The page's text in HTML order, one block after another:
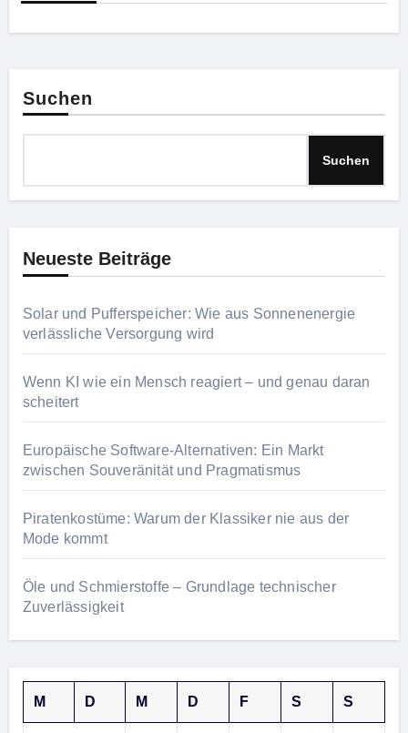
Suchen
Suchen
Neueste Beiträge
Solar und Pufferspeicher: Wie aus Sonnenenergie
verlässliche Versorgung wird
Wenn KI wie ein Mensch reagiert – und genau daran
scheitert
Europäische Software-Alternativen: Ein Markt
zwischen Souveränität und Pragmatismus
Piratenkostüme: Warum der Klassiker nie aus der
Mode kommt
Öle und Schmierstoffe – Grundlage technischer
Zuverlässigkeit
M D M D F S S